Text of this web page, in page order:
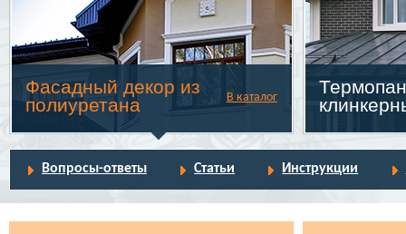
Фасадный декор из
полиуретана
В каталог
Вопросы-ответы Статьи Инструкции